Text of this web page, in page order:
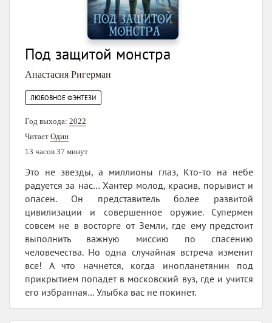
Под защитой монстра
Анастасия Ригерман
ЛЮБОВНОЕ ФЭНТЕЗИ
Год выхода: 2022
Читает Один
13 часов 37 минут
Это не звезды, а миллионы глаз, Кто-то на небе
радуется за нас… Хантер молод, красив, порывист и
опасен. Он представитель более развитой
цивилизации и совершенное оружие. Супермен
совсем не в восторге от Земли, где ему предстоит
выполнить важную миссию по спасению
человечества. Но одна случайная встреча изменит
все! А что начнется, когда инопланетянин под
прикрытием попадет в московский вуз, где и учится
его избранная… Улыбка вас не покинет.